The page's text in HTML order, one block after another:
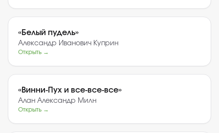
«Белый пудель»
Александр Иванович Куприн
Открыть →
«Винни-Пух и все-все-все»
Алан Александр Милн
Открыть →